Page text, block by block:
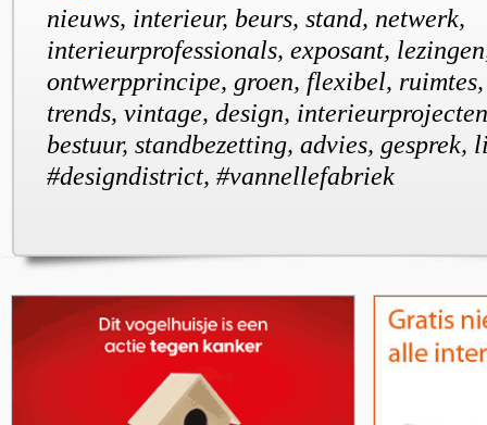
nieuws, interieur, beurs, stand, netwerk,
interieurprofessionals, exposant,
ontwerpprincipe, groen, flexibel,
trends, vintage, design,
bestuur, standbezetting, advies, gesprek,
#designdistrict, #vannellefabriek